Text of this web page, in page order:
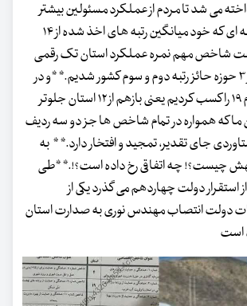
می شد تا مردم از عملکرد مسئولین بیشتر
مطلع می شدند. رتبه ای که خود میانگین رتبه‌ های اخذ شده از ۱۴
شاخص مهم نمره عملکرد استان تک رقمی
شده به طوری که در ۳ حوزه حائز رتبه دوم و سوم کشور شدیم.* *و در
پایین‌ترین رتبه مقام ۱۹ را کسب کردیم یعنی بازهم از ۱۲ استان جلوتر
ما که همواره در تمام شاخص ها جز دو سه ردیف
جای تقدیر، تمجید و افتخار دارد.* * به
چیست؟! چه اتفاقی رخ داده است؟!.* *طی
دولت چهاردهم می گذرد یکی از
دولت انتصاب مهندس نوری به صدارت استان
است